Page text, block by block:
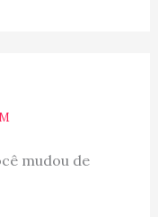
mudou de